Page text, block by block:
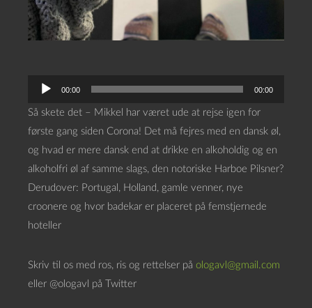
00:00 00:00
Så skete det – Mikkel har været ude at rejse igen for
første gang siden Corona! Det må fejres med en dansk øl,
og hvad er mere dansk end at drikke en alkoholdig og en
alkoholfri øl af samme slags, den notoriske Harboe Pilsner?
Derudover: Portugal, Holland, gamle venner, nye
croonere og hvor badekar er placeret på femstjernede
hoteller
Skriv til os med ros, ris og rettelser på ologavl@gmail.com
eller @ologavl på Twitter